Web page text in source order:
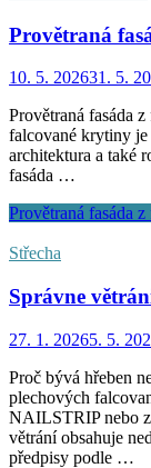
Provětraná
10. 5. 202631. 5.
Provětraná fasáda
falcované krytiny
architektura a také
fasáda …
Provětraná fasáda
Střecha
Správne
27. 1. 20265. 5.
Proč bývá hřeben
plechových
NAILSTRIP nebo
větrání obsahuje
předpisy podle …